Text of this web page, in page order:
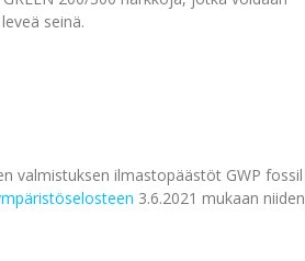
seinä.
valmistuksen ilmasto­päästöt GWP fossil
3.6.2021 mukaan niiden